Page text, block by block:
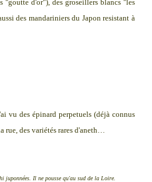
"goutte d'or"), des groseillers blancs "les
des mandariniers du Japon resistant à
vu des épinard perpetuels (déjà connus
rue, des variétés rares d'aneth…
Il ne pousse qu'au sud de la Loire.